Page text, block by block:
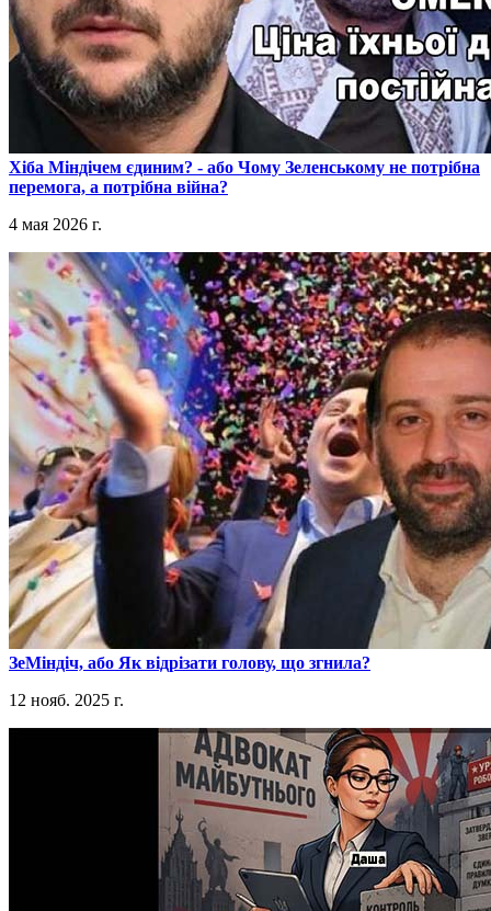
​Хіба Міндічем єдиним? - або Чому Зеленському не потрібна
перемога, а потрібна війна?
4 мая 2026 г.
​ЗеМіндіч, або Як відрізати голову, що згнила?
12 нояб. 2025 г.